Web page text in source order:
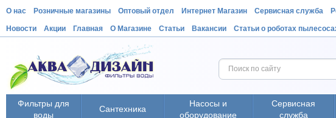
О нас Розничные магазины Оптовый отдел Интернет Магазин Сервисная служба
Новости Акции Главная О Магазине Статьи Вакансии Статьи о роботах
Фильтры для
воды
Сантехника
Насосы и
оборудование
Сервисная
служба